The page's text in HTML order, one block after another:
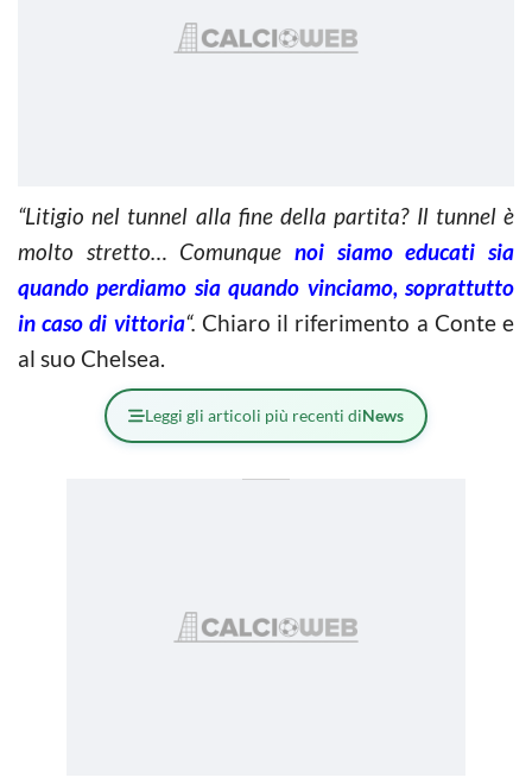
“Litigio nel tunnel alla fine della partita? Il tunnel è
molto stretto… Comunque noi siamo educati sia
quando perdiamo sia quando vinciamo, soprattutto
in caso di vittoria“. Chiaro il riferimento a Conte e
al suo Chelsea.
Leggi gli articoli più recenti diNews